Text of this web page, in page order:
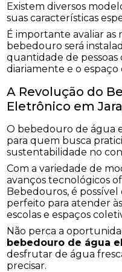
Existem diversos
suas características
É importante avaliar as
bebedouro será
quantidade de
diariamente e o espaço
A Revolução do
Eletrônico em
O bebedouro de água
para quem busca
sustentabilidade no
Com a variedade de
avanços tecnológicos
Bebedouros, é
perfeito para atender
escolas e espaços
Não perca a
bebedouro de água
desfrutar de água
precisar.